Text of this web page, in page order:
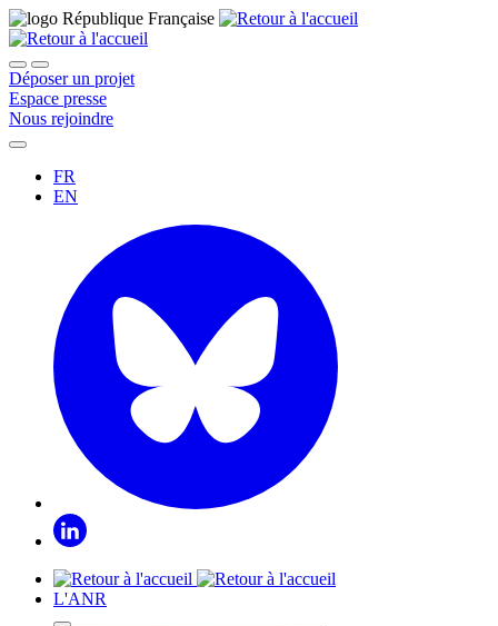
Déposer un projet
Espace presse
Nous rejoindre
FR
EN
L'ANR